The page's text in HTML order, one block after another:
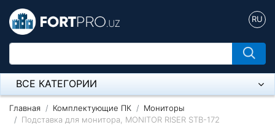
RU
ВСЕ КАТЕГОРИИ
Микрофон
Главная Комплектующие ПК
Мониторы
Подставка для монитора, MONITOR RISER STB-172